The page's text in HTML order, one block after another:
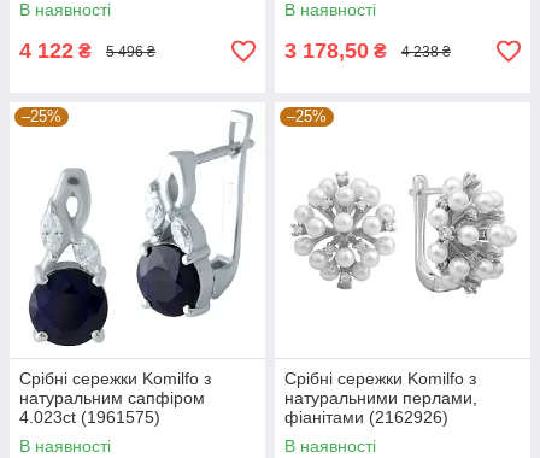
(2193265)
В наявності
4 122 ₴ 5 496 ₴
В наявності
3 178,50 ₴ 4 238 ₴
–25%
Срібні сережки Komilfo з
натуральним сапфіром
4.023ct (1961575)
В наявності
–25%
Срібні сережки Komilfo з
натуральними перлами,
фіанітами (2162926)
В наявності